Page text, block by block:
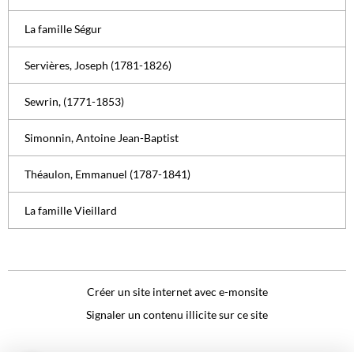
La famille Ségur
Servières, Joseph (1781-1826)
Sewrin, (1771-1853)
Simonnin, Antoine Jean-Baptist
Théaulon, Emmanuel (1787-1841)
La famille Vieillard
Créer un site internet avec e-monsite
Signaler un contenu illicite sur ce site